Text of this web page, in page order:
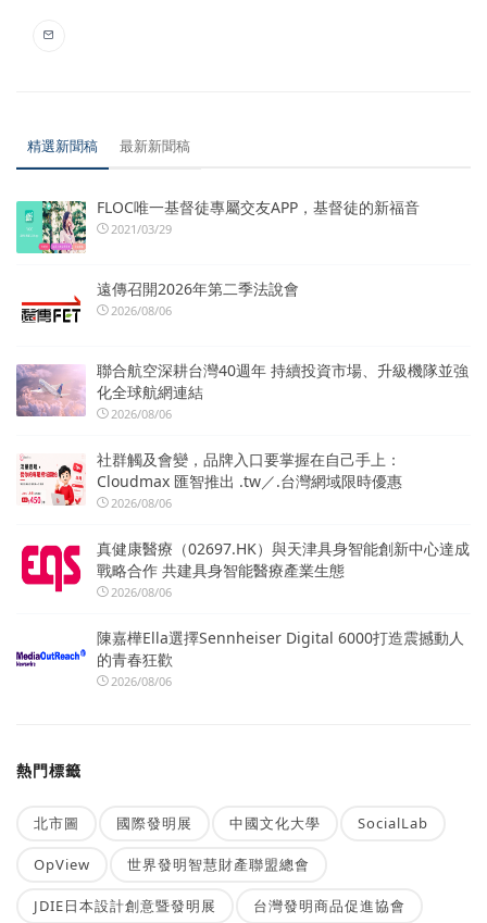
精選新聞稿 最新新聞稿
FLOC唯一基督徒專屬交友APP，基督徒的新福音
2021/03/29
遠傳召開2026年第二季法說會
2026/08/06
聯合航空深耕台灣40週年 持續投資市場、升級機隊並強
化全球航網連結
2026/08/06
社群觸及會變，品牌入口要掌握在自己手上：
Cloudmax 匯智推出 .tw／.台灣網域限時優惠
2026/08/06
真健康醫療（02697.HK）與天津具身智能創新中心達成
戰略合作 共建具身智能醫療產業生態
2026/08/06
陳嘉樺Ella選擇Sennheiser Digital 6000打造震撼動人
的青春狂歡
2026/08/06
熱門標籤
北市圖 國際發明展 中國文化大學 SocialLab
OpView 世界發明智慧財產聯盟總會
JDIE日本設計創意暨發明展 台灣發明商品促進協會